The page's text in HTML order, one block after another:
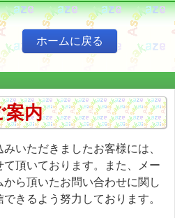
ホームに戻る
案内
いただきましたお客様には、
頂いております。また、メー
ら頂いたお問い合わせに関し
きるよう努力しております。